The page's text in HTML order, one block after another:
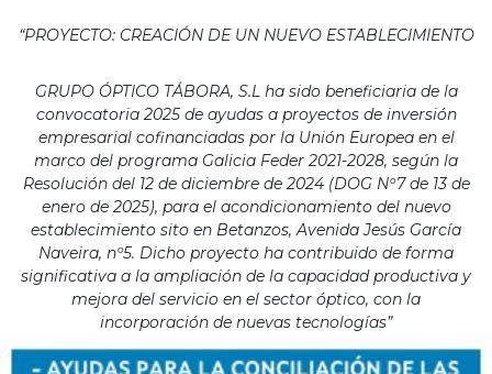
“PROYECTO: CREACIÓN DE UN NUEVO ESTABLECIMIENTO
GRUPO ÓPTICO TÁBORA, S.L ha sido beneficiaria de la
convocatoria 2025 de ayudas a proyectos de inversión
empresarial cofinanciadas por la Unión Europea en el
marco del programa Galicia Feder 2021-2028, según la
Resolución del 12 de diciembre de 2024 (DOG Nº7 de 13 de
enero de 2025), para el acondicionamiento del nuevo
establecimiento sito en Betanzos, Avenida Jesús García
Naveira, nº5. Dicho proyecto ha contribuido de forma
significativa a la ampliación de la capacidad productiva y
mejora del servicio en el sector óptico, con la
incorporación de nuevas tecnologías”